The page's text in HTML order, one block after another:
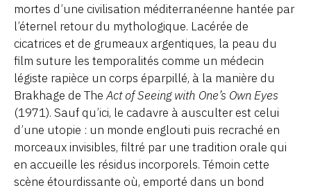
mortes d’une civilisation méditerranéenne hantée par
l’éternel retour du mythologique. Lacérée de
cicatrices et de grumeaux argentiques, la peau du
film suture les temporalités comme un médecin
légiste rapièce un corps éparpillé, à la manière du
Brakhage de TheAct of Seeing with One’s Own Eyes
(1971). Sauf qu’ici, le cadavre à ausculter est celui
d’une utopie : un monde englouti puis recraché en
morceaux invisibles, filtré par une tradition orale qui
en accueille les résidus incorporels. Témoin cette
scène étourdissante où, emporté dans un bond